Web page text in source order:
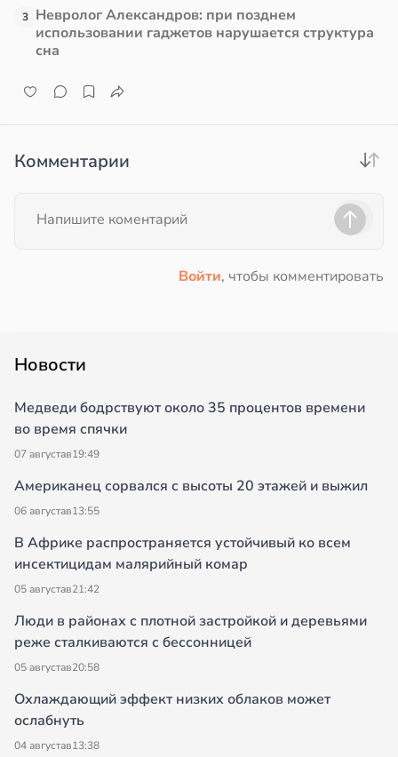
3 Невролог Александров: при позднем
использовании гаджетов нарушается структура
сна
Комментарии
Войти, чтобы комментировать
Новости
Медведи бодрствуют около 35 процентов времени
во время спячки
07 августав19:49
Американец сорвался с высоты 20 этажей и выжил
06 августав13:55
В Африке распространяется устойчивый ко всем
инсектицидам малярийный комар
05 августав21:42
Люди в районах с плотной застройкой и деревьями
реже сталкиваются с бессонницей
05 августав20:58
Охлаждающий эффект низких облаков может
ослабнуть
04 августав13:38